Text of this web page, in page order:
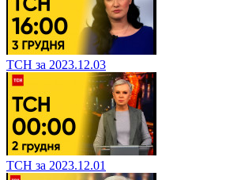
ТСН за 2023.12.03
ТСН за 2023.12.01